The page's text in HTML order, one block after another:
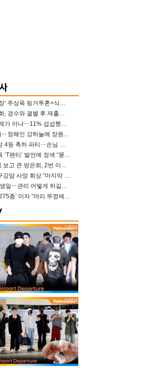
차예련, ‘김부장’ 주상욱 링거투혼+식스팩 비화 “옷 벗는데 아저씨는 안 된다고”(차장금)
‘나솔사계’ 국화, 경수와 결별 후 재출연…첫인상 3표 몰표
‘김부장’이 문제가 아냐‥11% 섭섭했던 ‘재벌X형사2’ 돈·빽 총동원해 컴백 [TV보고서]
원작이 뭐길래‥정해인 강하늘에 장원영까지 참여한 이 영화
이찬원, 황윤성 4등 축하 파티‥손님 모으려 블랙핑크 지수와 친한 척(편스토랑)[어제TV]
장윤정, 김경욱 ‘T팬티’ 발언에 정색 “묻지 않았는데, 그것도 성희롱”(장공장)
부친 가정폭력 보고 큰 방은희, 2번 이혼 후 잠수→母 고독사에 자책(특종세상)[어제TV]
차인표 동생 구강암 사망 회상 “마지막 순간 동생 손 잡아준 신애라, 두고두고 고마워” (신애라이프)
이지아, 48세 생일‥관리 어떻게 하길래 놀라운 동안 미모
‘SK하이닉스 275층’ 미자 “머리 뚜껑에서 사, 주식만 안 해도 돈 버는 것”